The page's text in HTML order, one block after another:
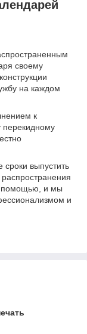
своему
на каждом
к
перекидному
выпустить
помощью, и мы
и